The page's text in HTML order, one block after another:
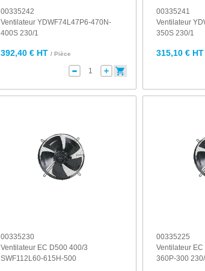
00335242
Ventilateur YDWF74L47P6-470N-
400S 230/1
392,40 € HT / Pièce
00335241
Ventilateur
350S 230/1
315,10 € HT
00335230
Ventilateur EC D500 400/3
SWF112L60-615H-500
00335225
Ventilateur
360P-300